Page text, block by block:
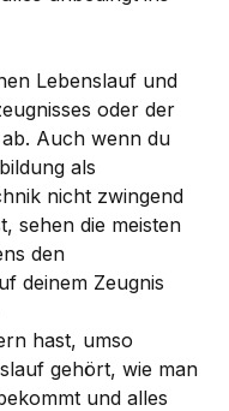
Lebenslauf und
oder der
Auch wenn du
als
nicht zwingend
sehen die meisten
den
deinem Zeugnis
hast, umso
gehört, wie man
und alles